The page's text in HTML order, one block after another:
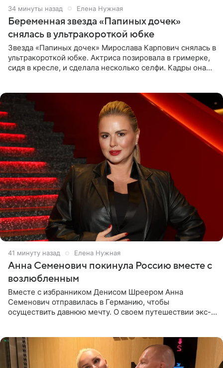
34 минуты назад Елена Нужная
Беременная звезда «Папиных дочек»
снялась в ультракороткой юбке
Звезда «Папиных дочек» Мирослава Карпович снялась в
ультракороткой юбке. Актриса позировала в гримерке,
сидя в кресле, и сделала несколько селфи. Кадры она
41 минуту назад Елена Нужная
Анна Семенович покинула Россию вместе с
возлюбленным
Вместе с избранником Денисом Шреером Анна
Семенович отправилась в Германию, чтобы
осуществить давнюю мечту. О своем путешествии экс-